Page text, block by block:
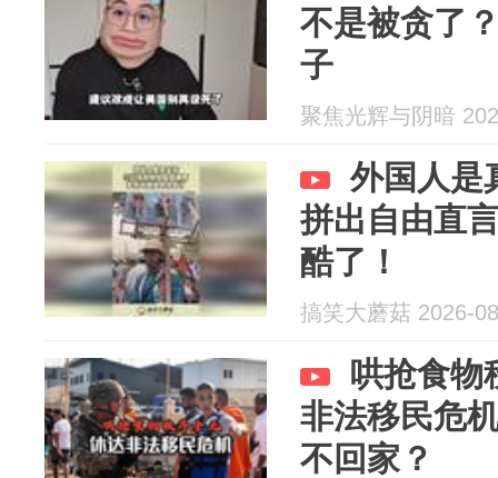
不是被贪了
子
聚焦光辉与阴暗
外国人是
拼出自由直
酷了！
搞笑大蘑菇 2026-
哄抢食物
非法移民危
不回家？